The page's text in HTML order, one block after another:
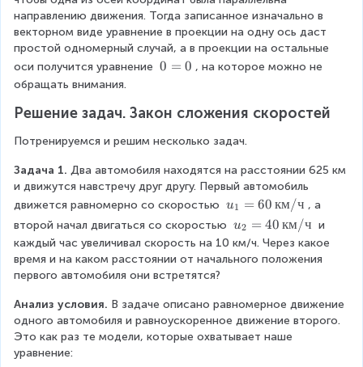
}
c
{
\
v
e
c
{
a
}
t
^
2
}
{
2
}
e
c
{
v
}
{
\
t
x
t
{
о
т
н
о
.
}
}
направлению движения. Тогда записанное изначально в
векторном виде уравнение в проекции на одну ось даст
простой одномерный случай, а в проекции на остальные
оси получится уравнение 0
0 = 0 , на которое можно не
обращать внимания.
Решение задач. Закон сложения скоростей
Потренируемся и решим несколько задач.
Задача 1. Два автомобиля находятся на расстоянии 625 км
и движутся навстречу друг другу. Первый автомобиль
движется равномерно со скоростью u
1
\
,
{
u1 = 60 км/ч , а
второй начал двигаться со скоростью u
_
2
0
\
,
u2 = 40 км/ч и
каждый час увеличивал скорость на 10 км/ч. Через какое
время и на каком расстоянии от начального положения
первого автомобиля они встретятся?
Анализ условия. В задаче описано равномерное движение
одного автомобиля и равноускоренное движение второго.
Это как раз те модели, которые охватывает наше
уравнение: